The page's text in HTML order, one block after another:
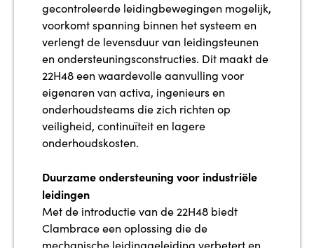
gecontroleerde leidingbewegingen mogelijk,
voorkomt spanning binnen het systeem en
verlengt de levensduur van leidingsteunen
en ondersteuningsconstructies. Dit maakt de
22H48 een waardevolle aanvulling voor
eigenaren van activa, ingenieurs en
onderhoudsteams die zich richten op
veiligheid, continuïteit en lagere
onderhoudskosten.
Duurzame ondersteuning voor industriële
leidingen
Met de introductie van de 22H48 biedt
Clambrace een oplossing die de
mechanische leidinggeleiding verbetert en